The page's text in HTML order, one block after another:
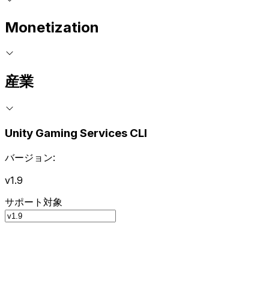
Monetization
産業
Unity Gaming Services CLI
バージョン:
v1.9
サポート対象